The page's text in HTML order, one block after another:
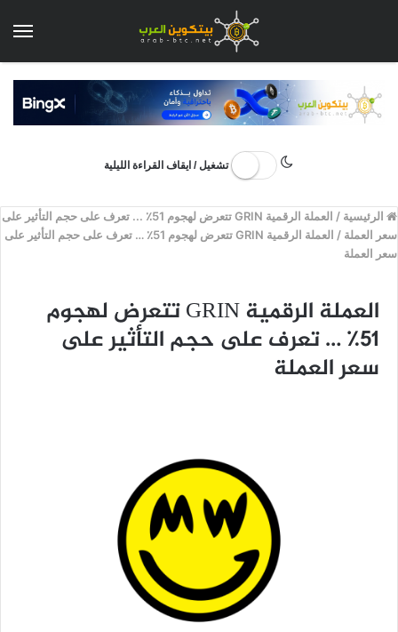
تشغيل / ايقاف القراءة الليلية
الرئيسية /
العملة الرقمية GRIN تتعرض لهجوم 51٪ ... تعرف على حجم التأثير على
سعر العملة /
العملة الرقمية GRIN تتعرض لهجوم 51٪ … تعرف على حجم التأثير على
سعر العملة
العملة الرقمية GRIN تتعرض لهجوم
51٪ … تعرف على حجم التأثير على
سعر العملة